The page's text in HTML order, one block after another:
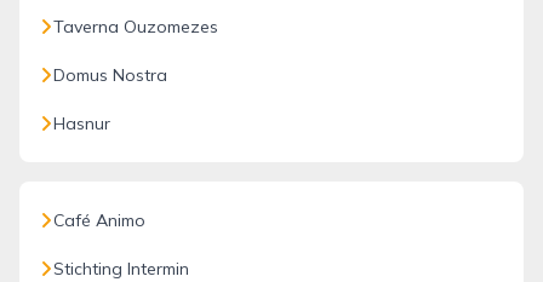
Taverna Ouzomezes
Domus Nostra
Hasnur
Café Animo
Stichting Intermin